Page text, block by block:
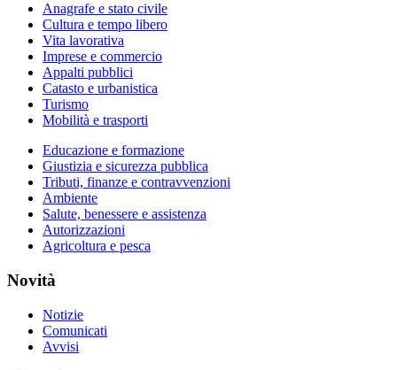
Anagrafe e stato civile
Cultura e tempo libero
Vita lavorativa
Imprese e commercio
Appalti pubblici
Catasto e urbanistica
Turismo
Mobilità e trasporti
Educazione e formazione
Giustizia e sicurezza pubblica
Tributi, finanze e contravvenzioni
Ambiente
Salute, benessere e assistenza
Autorizzazioni
Agricoltura e pesca
Novità
Notizie
Comunicati
Avvisi